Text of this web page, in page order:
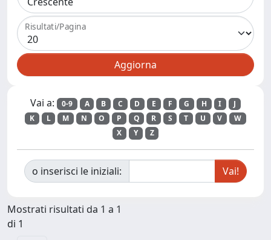
Risultati/Pagina
Vai a: 0-9 A B C D E F G H I
J
K
L M N O P Q R S T U V
W
X
Y Z
o inserisci le iniziali:
Mostrati risultati da 1 a 1
di 1